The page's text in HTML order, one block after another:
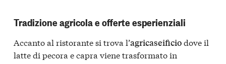
Tradizione agricola e offerte esperienziali
Accanto al ristorante si trova l’agricaseificiodove il
latte di pecora e capra viene trasformato in